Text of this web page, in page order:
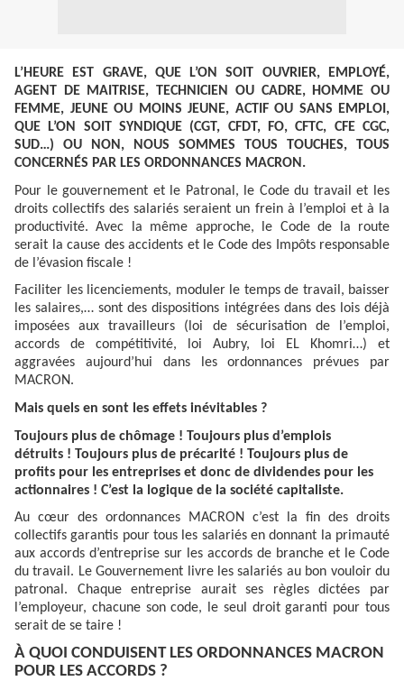
L’HEURE EST GRAVE, QUE L’ON SOIT OUVRIER, EMPLOYÉ,
AGENT DE MAITRISE, TECHNICIEN OU CADRE, HOMME OU
FEMME, JEUNE OU MOINS JEUNE, ACTIF OU SANS EMPLOI,
QUE L’ON SOIT SYNDIQUE (CGT, CFDT, FO, CFTC, CFE CGC,
SUD…) OU NON, NOUS SOMMES TOUS TOUCHES, TOUS
CONCERNÉS PAR LES ORDONNANCES MACRON.
Pour le gouvernement et le Patronal, le Code du travail et les
droits collectifs des salariés seraient un frein à l’emploi et à la
productivité. Avec la même approche, le Code de la route
serait la cause des accidents et le Code des Impôts responsable
de l’évasion fiscale !
Faciliter les licenciements, moduler le temps de travail, baisser
les salaires,… sont des dispositions intégrées dans des lois déjà
imposées aux travailleurs (loi de sécurisation de l’emploi,
accords de compétitivité, loi Aubry, loi EL Khomri…) et
aggravées aujourd’hui dans les ordonnances prévues par
MACRON.
Mais quels en sont les effets inévitables ?
Toujours plus de chômage ! Toujours plus d’emplois
détruits ! Toujours plus de précarité ! Toujours plus de
profits pour les entreprises et donc de dividendes pour les
actionnaires ! C’est la logique de la société capitaliste.
Au cœur des ordonnances MACRON c’est la fin des droits
collectifs garantis pour tous les salariés en donnant la primauté
aux accords d’entreprise sur les accords de branche et le Code
du travail. Le Gouvernement livre les salariés au bon vouloir du
patronal. Chaque entreprise aurait ses règles dictées par
l’employeur, chacune son code, le seul droit garanti pour tous
serait de se taire !
À QUOI CONDUISENT LES ORDONNANCES MACRON
POUR LES ACCORDS ?